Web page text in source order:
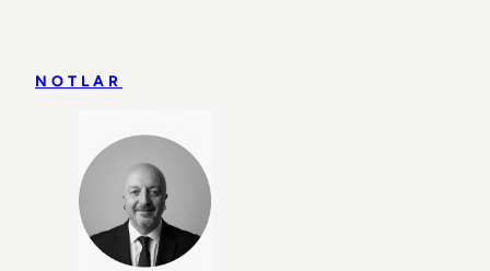
NOTLAR